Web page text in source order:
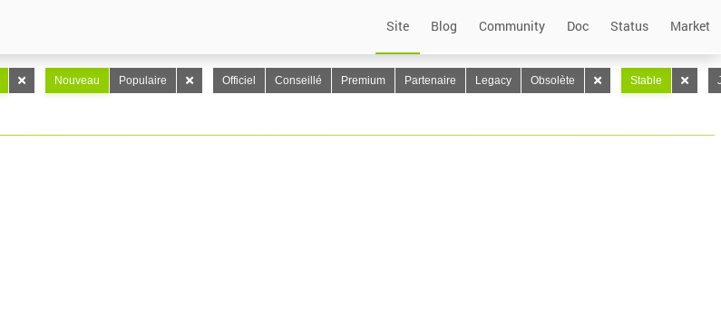
Site Blog Community Doc Status Market
Nouveau Populaire Officiel Conseillé Premium Partenaire Legacy Obsolète Stable